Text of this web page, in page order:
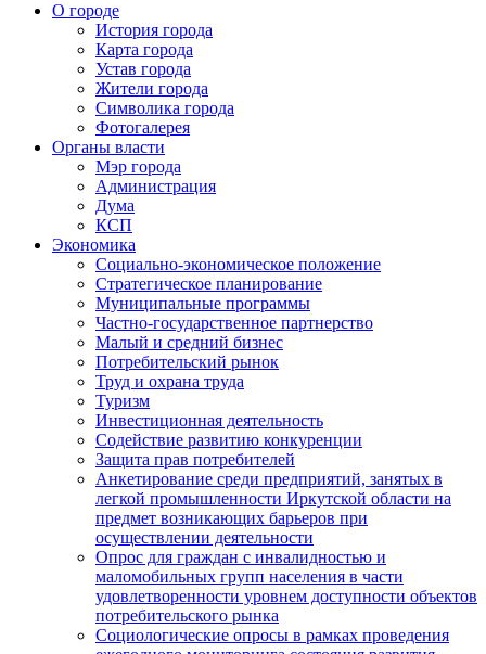
О городе
История города
Карта города
Устав города
Жители города
Символика города
Фотогалерея
Органы власти
Мэр города
Администрация
Дума
КСП
Экономика
Социально-экономическое положение
Стратегическое планирование
Муниципальные программы
Частно-государственное партнерство
Малый и средний бизнес
Потребительский рынок
Труд и охрана труда
Туризм
Инвестиционная деятельность
Содействие развитию конкуренции
Защита прав потребителей
Анкетирование среди предприятий, занятых в
легкой промышленности Иркутской области на
предмет возникающих барьеров при
осуществлении деятельности
Опрос для граждан с инвалидностью и
маломобильных групп населения в части
удовлетворенности уровнем доступности объектов
потребительского рынка
Социологические опросы в рамках проведения